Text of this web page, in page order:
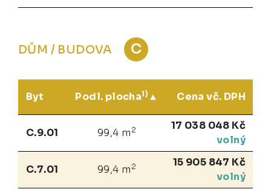
DŮM / BUDOVA C
Byt Podl. plocha1) Cena vč. DPH
C.9.01 99,4 m 2
17 038 048 Kč
volný
C.7.01 99,4 m 2
15 905 847 Kč
volný